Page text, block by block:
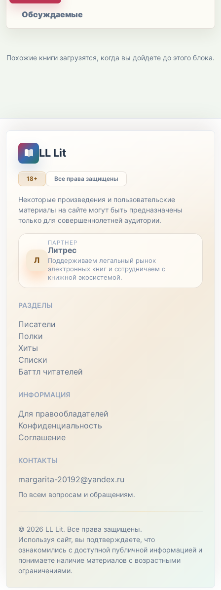
Обсуждаемые
Похожие книги загрузятся, когда вы дойдете до этого блока.
LL Lit
18+ Все права защищены
Некоторые произведения и пользовательские
материалы на сайте могут быть предназначены
только для совершеннолетней аудитории.
Л
ПАРТНЕР
Литрес
Поддерживаем легальный рынок
электронных книг и сотрудничаем с
книжной экосистемой.
РАЗДЕЛЫ
Писатели
Полки
Хиты
Списки
Баттл читателей
ИНФОРМАЦИЯ
Для правообладателей
Конфиденциальность
Соглашение
КОНТАКТЫ
margarita-20192@yandex.ru
По всем вопросам и обращениям.
© 2026 LL Lit. Все права защищены.
Используя сайт, вы подтверждаете, что
ознакомились с доступной публичной информацией и
понимаете наличие материалов с возрастными
ограничениями.